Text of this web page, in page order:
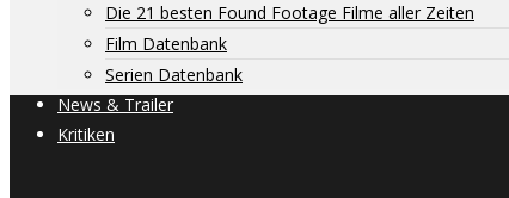
Die 21 besten Found Footage Filme aller Zeiten
Film Datenbank
Serien Datenbank
News & Trailer
Kritiken